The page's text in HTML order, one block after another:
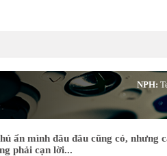
NPH:
ẩn mình đâu đâu cũng có, nhưng
phải cạn lời...